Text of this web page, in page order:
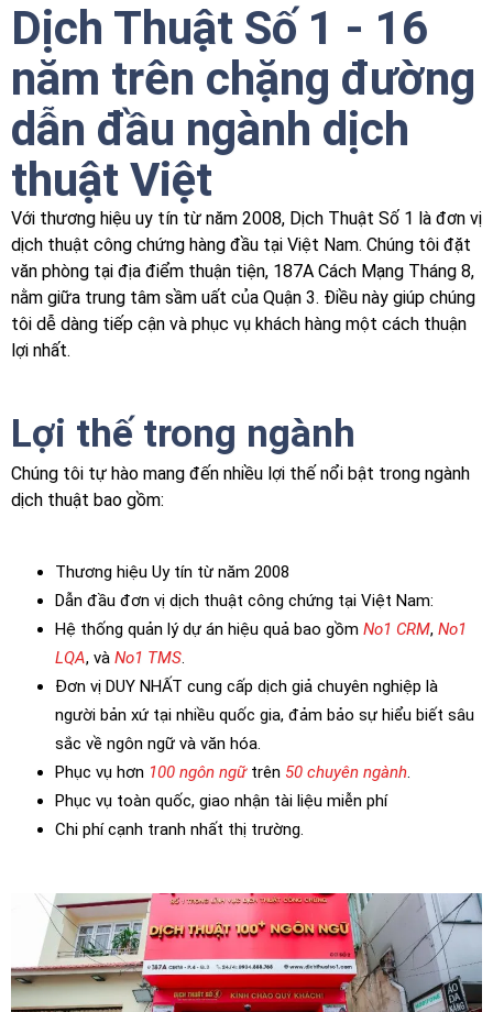
Dịch Thuật Số 1 - 16
năm trên chặng đường
dẫn đầu ngành dịch
thuật Việt
Với thương hiệu uy tín từ năm 2008, Dịch Thuật Số 1 là đơn vị
dịch thuật công chứng hàng đầu tại Việt Nam. Chúng tôi đặt
văn phòng tại địa điểm thuận tiện, 187A Cách Mạng Tháng 8,
nằm giữa trung tâm sầm uất của Quận 3. Điều này giúp chúng
tôi dễ dàng tiếp cận và phục vụ khách hàng một cách thuận
lợi nhất.
Lợi thế trong ngành
Chúng tôi tự hào mang đến nhiều lợi thế nổi bật trong ngành
dịch thuật bao gồm:
Thương hiệu Uy tín từ năm 2008
Dẫn đầu đơn vị dịch thuật công chứng tại Việt Nam:
Hệ thống quản lý dự án hiệu quả bao gồm No1 CRM, No1
LQA, và No1 TMS.
Đơn vị DUY NHẤT cung cấp dịch giả chuyên nghiệp là
người bản xứ tại nhiều quốc gia, đảm bảo sự hiểu biết sâu
sắc về ngôn ngữ và văn hóa.
Phục vụ hơn 100 ngôn ngữtrên 50 chuyên ngành.
Phục vụ toàn quốc, giao nhận tài liệu miễn phí
Chi phí cạnh tranh nhất thị trường.